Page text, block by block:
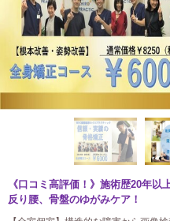
《口コミ高評価！》施術歴20年以
反り腰、骨盤のゆがみケア！